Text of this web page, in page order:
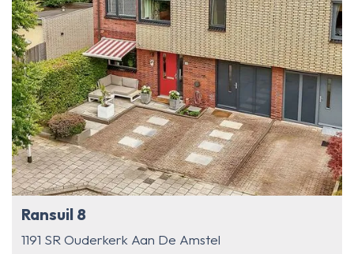
Ransuil 8
1191 SR Ouderkerk Aan De Amstel